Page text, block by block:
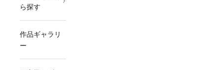
ら探す
作品ギャラリ
ー